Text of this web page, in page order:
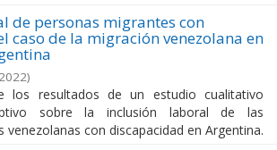
de personas migrantes con
caso de la migración venezolana en
2022)
los resultados de un estudio cualitativo
sobre la inclusión laboral de las
venezolanas con discapacidad en Argentina.